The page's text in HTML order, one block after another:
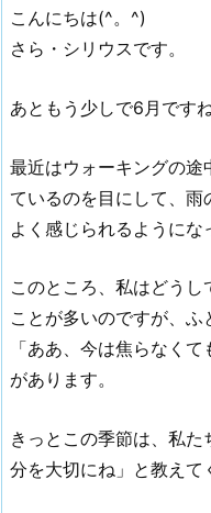
こんにちは(^。^)
さら・シリウスです。
あともう少しで6月ですね
最近はウォーキングの途
ているのを目にして、
よく感じられるようにな
このところ、私はどうし
ことが多いのですが、
「ああ、今は焦らなく
があります。
きっとこの季節は、私
分を大切にね」と教えて